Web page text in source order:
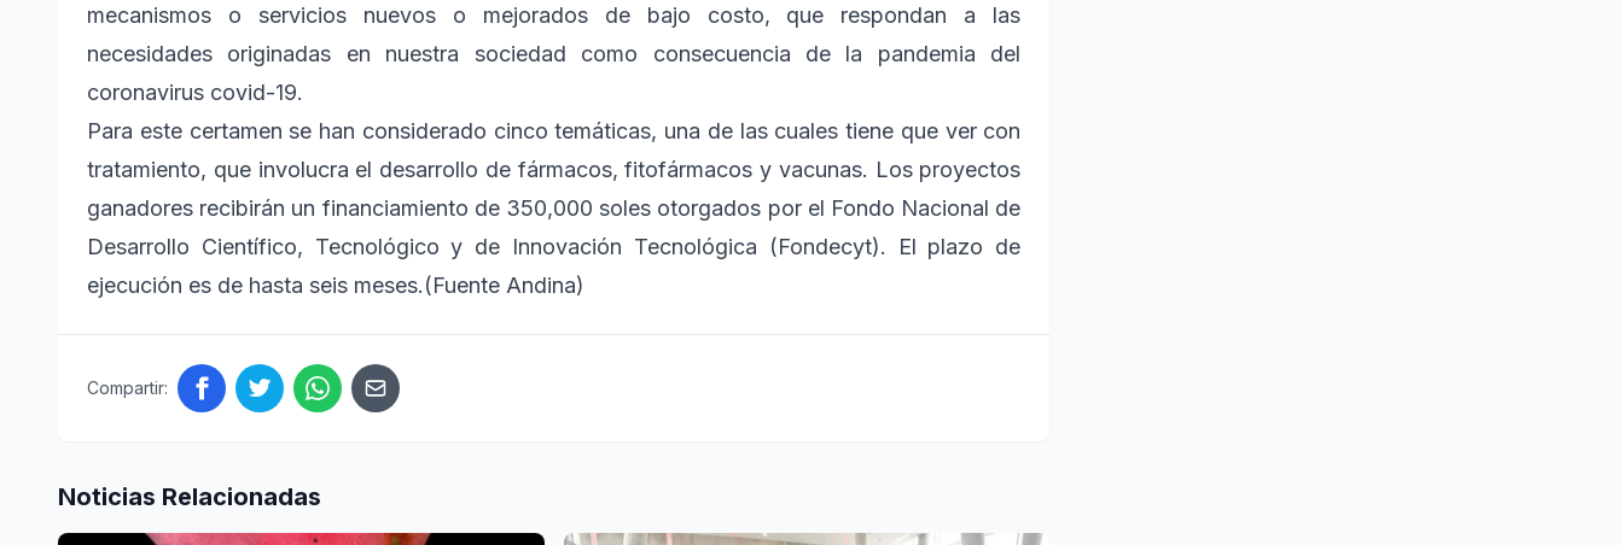
mecanismos o servicios nuevos o mejorados de bajo costo, que respondan a las
necesidades originadas en nuestra sociedad como consecuencia de la pandemia del
coronavirus covid-19.
Para este certamen se han considerado cinco temáticas, una de las cuales tiene que ver con
tratamiento, que involucra el desarrollo de fármacos, fitofármacos y vacunas. Los proyectos
ganadores recibirán un financiamiento de 350,000 soles otorgados por el Fondo Nacional de
Desarrollo Científico, Tecnológico y de Innovación Tecnológica (Fondecyt). El plazo de
ejecución es de hasta seis meses.(Fuente Andina)
Compartir:
Noticias Relacionadas